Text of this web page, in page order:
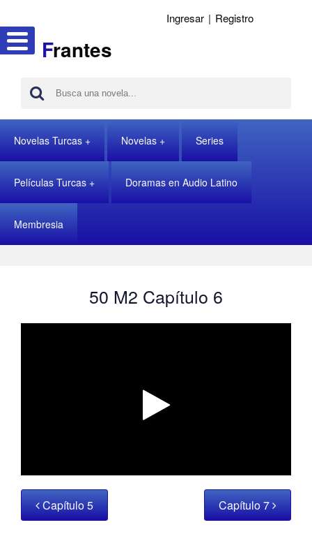
Frantes
Ingresar | Registro
Novelas Turcas Novelas Series
Películas Turcas Doramas en Audio Latino
Membresia
50 M2 Capítulo 6
Capítulo 5 Capítulo 7